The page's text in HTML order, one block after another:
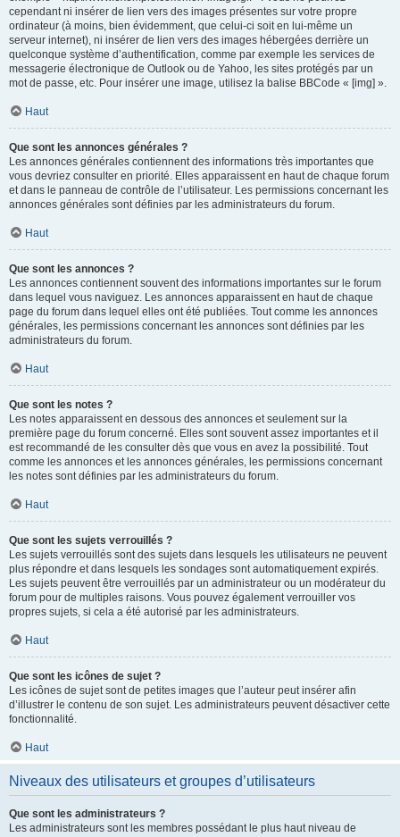
cependant ni insérer de lien vers des images présentes sur votre propre
ordinateur (à moins, bien évidemment, que celui-ci soit en lui-même un
serveur internet), ni insérer de lien vers des images hébergées derrière un
quelconque système d’authentification, comme par exemple les services de
messagerie électronique de Outlook ou de Yahoo, les sites protégés par un
mot de passe, etc. Pour insérer une image, utilisez la balise BBCode « [img] ».
Haut
Que sont les annonces générales ?
Les annonces générales contiennent des informations très importantes que
vous devriez consulter en priorité. Elles apparaissent en haut de chaque forum
et dans le panneau de contrôle de l’utilisateur. Les permissions concernant les
annonces générales sont définies par les administrateurs du forum.
Haut
Que sont les annonces ?
Les annonces contiennent souvent des informations importantes sur le forum
dans lequel vous naviguez. Les annonces apparaissent en haut de chaque
page du forum dans lequel elles ont été publiées. Tout comme les annonces
générales, les permissions concernant les annonces sont définies par les
administrateurs du forum.
Haut
Que sont les notes ?
Les notes apparaissent en dessous des annonces et seulement sur la
première page du forum concerné. Elles sont souvent assez importantes et il
est recommandé de les consulter dès que vous en avez la possibilité. Tout
comme les annonces et les annonces générales, les permissions concernant
les notes sont définies par les administrateurs du forum.
Haut
Que sont les sujets verrouillés ?
Les sujets verrouillés sont des sujets dans lesquels les utilisateurs ne peuvent
plus répondre et dans lesquels les sondages sont automatiquement expirés.
Les sujets peuvent être verrouillés par un administrateur ou un modérateur du
forum pour de multiples raisons. Vous pouvez également verrouiller vos
propres sujets, si cela a été autorisé par les administrateurs.
Haut
Que sont les icônes de sujet ?
Les icônes de sujet sont de petites images que l’auteur peut insérer afin
d’illustrer le contenu de son sujet. Les administrateurs peuvent désactiver cette
fonctionnalité.
Haut
Niveaux des utilisateurs et groupes d’utilisateurs
Que sont les administrateurs ?
Les administrateurs sont les membres possédant le plus haut niveau de